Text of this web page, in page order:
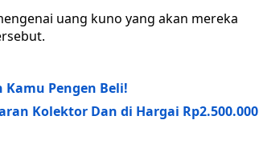
uang kuno yang akan mereka
Kamu Pengen Beli!
Kolektor Dan di Hargai Rp2.500.000